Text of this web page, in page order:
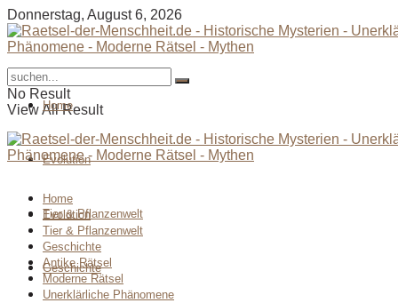
Donnerstag, August 6, 2026
No Result
View All Result
Home
Evolution
Tier & Pflanzenwelt
Geschichte
Home
Evolution
Tier & Pflanzenwelt
Geschichte
Antike Rätsel
Moderne Rätsel
Unerklärliche Phänomene